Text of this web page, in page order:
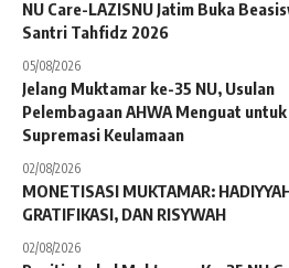
NU Care-LAZISNU Jatim Buka
Santri Tahfidz 2026
05/08/2026
Jelang Muktamar ke-35 NU, Usulan
Pelembagaan AHWA Menguat untuk
Supremasi Keulamaan
02/08/2026
MONETISASI MUKTAMAR:
GRATIFIKASI, DAN RISYWAH
02/08/2026